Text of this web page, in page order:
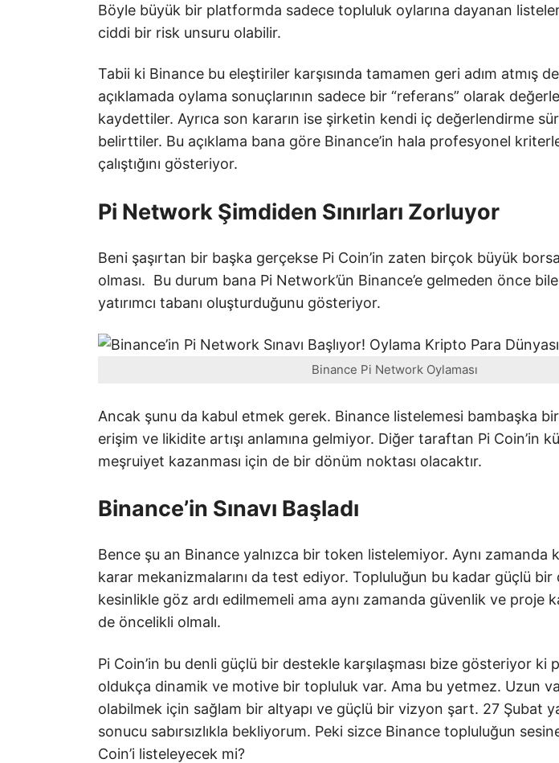
Böyle büyük bir platformda sadece topluluk oylarına dayanan
ciddi bir risk unsuru olabilir.
Tabii ki Binance bu eleştiriler karşısında tamamen geri adım atmış
açıklamada oylama sonuçlarının sadece bir “referans” olarak
kaydettiler. Ayrıca son kararın ise şirketin kendi iç değerlendirme
belirttiler. Bu açıklama bana göre Binance’in hala profesyonel
çalıştığını gösteriyor.
Pi Network Şimdiden Sınırları Zorluyor
Beni şaşırtan bir başka gerçekse Pi Coin’in zaten birçok büyük
olması. Bu durum bana Pi Network’ün Binance’e gelmeden önce
yatırımcı tabanı oluşturduğunu gösteriyor.
Binance Pi Network Oylaması
Ancak şunu da kabul etmek gerek. Binance listelemesi bambaşka
erişim ve likidite artışı anlamına gelmiyor. Diğer taraftan Pi Coin’in
meşruiyet kazanması için de bir dönüm noktası olacaktır.
Binance’in Sınavı Başladı
Bence şu an Binance yalnızca bir token listelemiyor. Aynı zamanda
karar mekanizmalarını da test ediyor. Topluluğun bu kadar güçlü
kesinlikle göz ardı edilmemeli ama aynı zamanda güvenlik ve proje
de öncelikli olmalı.
Pi Coin’in bu denli güçlü bir destekle karşılaşması bize gösteriyor ki
oldukça dinamik ve motive bir topluluk var. Ama bu yetmez. Uzun
olabilmek için sağlam bir altyapı ve güçlü bir vizyon şart. 27 Şubat
sonucu sabırsızlıkla bekliyorum. Peki sizce Binance topluluğun
Coin’i listeleyecek mi?